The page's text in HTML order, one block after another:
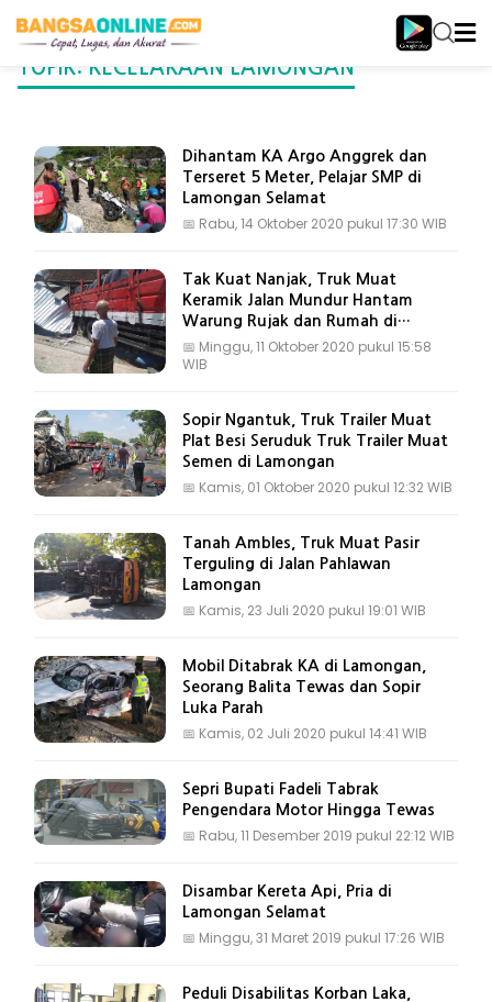
TOPIK: KECELAKAAN LAMONGAN
Dihantam KA Argo Anggrek dan
Terseret 5 Meter, Pelajar SMP di
Lamongan Selamat
📅 Rabu, 14 Oktober 2020 pukul 17:30 WIB
Tak Kuat Nanjak, Truk Muat
Keramik Jalan Mundur Hantam
Warung Rujak dan Rumah di
Lamongan
📅 Minggu, 11 Oktober 2020 pukul 15:58
WIB
Sopir Ngantuk, Truk Trailer Muat
Plat Besi Seruduk Truk Trailer Muat
Semen di Lamongan
📅 Kamis, 01 Oktober 2020 pukul 12:32 WIB
Tanah Ambles, Truk Muat Pasir
Terguling di Jalan Pahlawan
Lamongan
📅 Kamis, 23 Juli 2020 pukul 19:01 WIB
Mobil Ditabrak KA di Lamongan,
Seorang Balita Tewas dan Sopir
Luka Parah
📅 Kamis, 02 Juli 2020 pukul 14:41 WIB
Sepri Bupati Fadeli Tabrak
Pengendara Motor Hingga Tewas
📅 Rabu, 11 Desember 2019 pukul 22:12 WIB
Disambar Kereta Api, Pria di
Lamongan Selamat
📅 Minggu, 31 Maret 2019 pukul 17:26 WIB
Peduli Disabilitas Korban Laka,